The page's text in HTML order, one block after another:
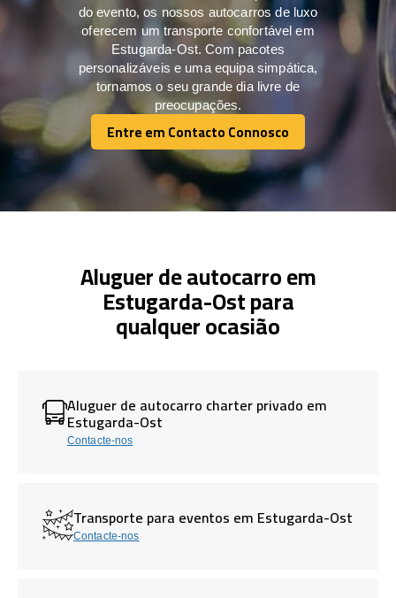
do evento, os nossos autocarros de luxo
oferecem um transporte confortável em
Estugarda-Ost. Com pacotes
personalizáveis e uma equipa simpática,
tornamos o seu grande dia livre de
preocupações.
Entre em Contacto Connosco
Entre em Contacto Connosco
Aluguer de autocarro em
Estugarda-Ost para
qualquer ocasião
Aluguer de autocarro charter privado em
Estugarda-Ost
Contacte-nos
Transporte para eventos em Estugarda-Ost
Contacte-nos